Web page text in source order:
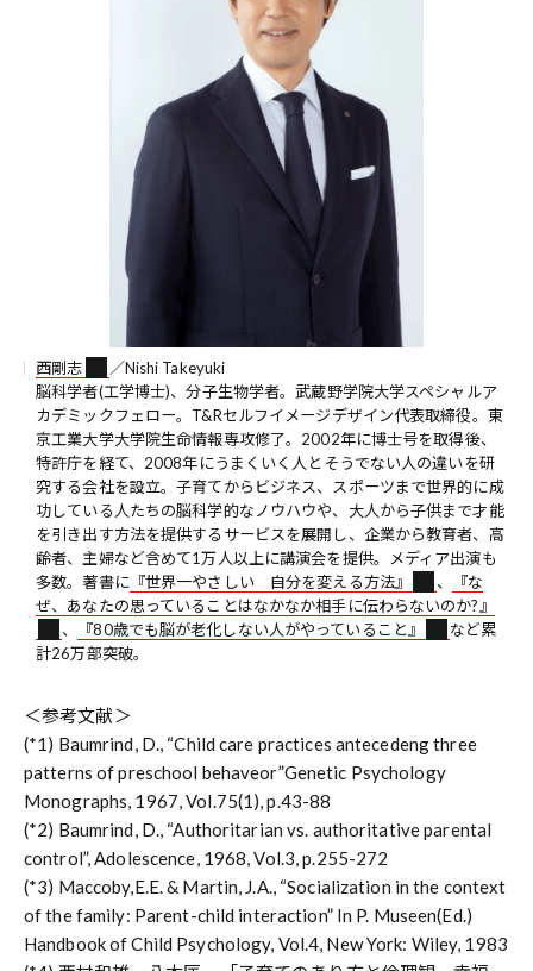
西剛志
／Nishi Takeyuki
脳科学者(工学博士)、分子生物学者。武蔵野学院大学スペシャルア
カデミックフェロー。T&Rセルフイメージデザイン代表取締役。東
京工業大学大学院生命情報専攻修了。2002年に博士号を取得後、
特許庁を経て、2008年にうまくいく人とそうでない人の違いを研
究する会社を設立。子育てからビジネス、スポーツまで世界的に成
功している人たちの脳科学的なノウハウや、大人から子供まで才能
を引き出す方法を提供するサービスを展開し、企業から教育者、高
齢者、主婦など含めて1万人以上に講演会を提供。メディア出演も
多数。著書に『世界一やさしい 自分を変える方法』 、
『な
ぜ、あなたの思っていることはなかなか相手に伝わらないのか?』
、
『80歳でも脳が老化しない人がやっていること』
など累
計26万部突破。
＜参考文献＞
(*1) Baumrind, D., “Child care practices antecedeng three
patterns of preschool behaveor”Genetic Psychology
Monographs, 1967, Vol.75(1), p.43-88
(*2) Baumrind, D., “Authoritarian vs. authoritative parental
control”, Adolescence, 1968, Vol.3, p.255-272
(*3) Maccoby,E.E. & Martin, J.A., “Socialization in the context
of the family: Parent-child interaction” In P. Museen(Ed.)
Handbook of Child Psychology, Vol.4, New York: Wiley, 1983